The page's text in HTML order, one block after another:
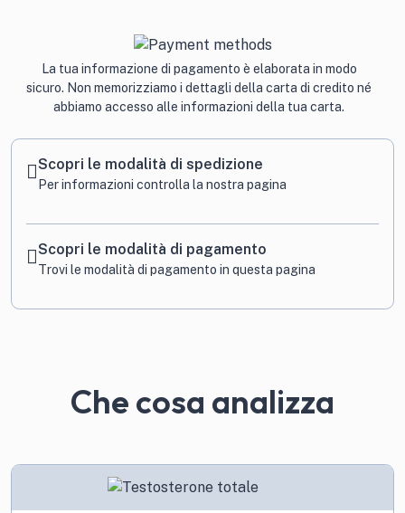
La tua informazione di pagamento è elaborata in modo
sicuro. Non memorizziamo i dettagli della carta di credito né
abbiamo accesso alle informazioni della tua carta.
Scopri le modalità di spedizione
Per informazioni controlla la nostra pagina
Scopri le modalità di pagamento
Trovi le modalità di pagamento in questa pagina
Che cosa analizza